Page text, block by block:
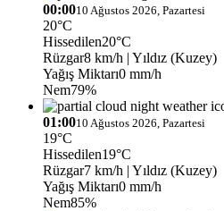
00:0010 Ağustos 2026, Pazartesi
20°C
Hissedilen20°C
Rüzgar8 km/h | Yıldız (Kuzey)
Yağış Miktarı0 mm/h
Nem79%
01:0010 Ağustos 2026, Pazartesi
19°C
Hissedilen19°C
Rüzgar7 km/h | Yıldız (Kuzey)
Yağış Miktarı0 mm/h
Nem85%